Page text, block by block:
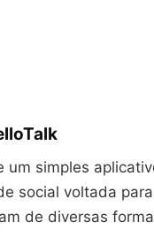
um simples
social voltada
de diversas